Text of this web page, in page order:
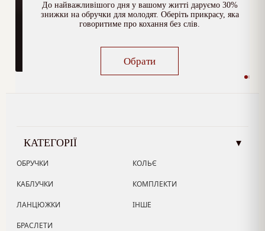
До найважливішого дня у вашому житті даруємо 30%
знижки на обручки для молодят. Оберіть прикрасу, яка
говоритиме про кохання без слів.
Обрати
КАТЕГОРІЇ ▾
ОБРУЧКИ
КАБЛУЧКИ
ЛАНЦЮЖКИ
БРАСЛЕТИ
КОЛЬЄ
КОМПЛЕКТИ
ІНШЕ